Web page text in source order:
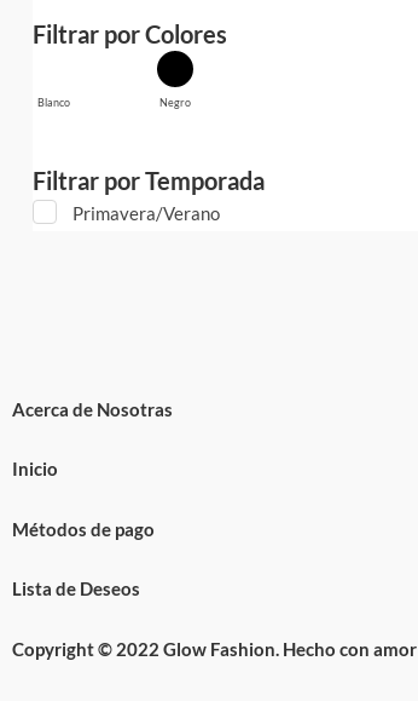
Filtrar por Colores
Blanco Negro
Filtrar por Temporada
Primavera/Verano
Acerca de Nosotras
Inicio
Métodos de pago
Lista de Deseos
Copyright © 2022 Glow Fashion. Hecho con amor